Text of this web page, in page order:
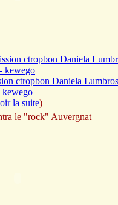
ctropbon Daniela
kewego
la suite)
le "rock" Auvergnat